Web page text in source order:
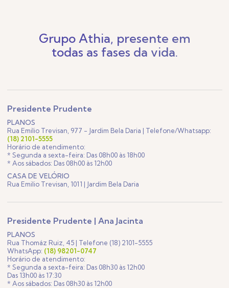
Grupo Athia, presente em
todas as fases da vida.
Presidente Prudente
PLANOS
Rua Emilio Trevisan, 977 - Jardim Bela Daria | Telefone/Whatsapp:
(18) 2101-5555
Horário de atendimento:
* Segunda a sexta-feira: Das 08h00 às 18h00
* Aos sábados: Das 08h00 às 12h00
CASA DE VELÓRIO
Rua Emilio Trevisan, 1011 | Jardim Bela Daria
Presidente Prudente | Ana Jacinta
PLANOS
Rua Thomáz Ruiz, 45 | Telefone (18) 2101-5555
WhatsApp: (18) 98201-0747
Horário de atendimento:
* Segunda a sexta-feira: Das 08h30 às 12h00
Das 13h00 às 17:30
* Aos sábados: Das 08h30 às 12h00